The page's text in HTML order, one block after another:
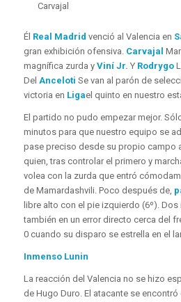
Carvajal
Él Real Madrid venció al Valencia en
gran exhibición ofensiva. Carvajal
magnífica zurda y Viní Jr. Y Rodrygo
Del Anceloti Se van al parón de
victoria en Ligael quinto en nuestro
El partido no pudo empezar mejor.
minutos para que nuestro equipo se
pase preciso desde su propio campo
quien, tras controlar el primero y
volea con la zurda que entró
de Mamardashvili. Poco después de,
libre alto con el pie izquierdo (6º). Dos
también en un error directo cerca del
0 cuando su disparo se estrella en el
Inmenso Lunin
La reacción del Valencia no se hizo
de Hugo Duro. El atacante se